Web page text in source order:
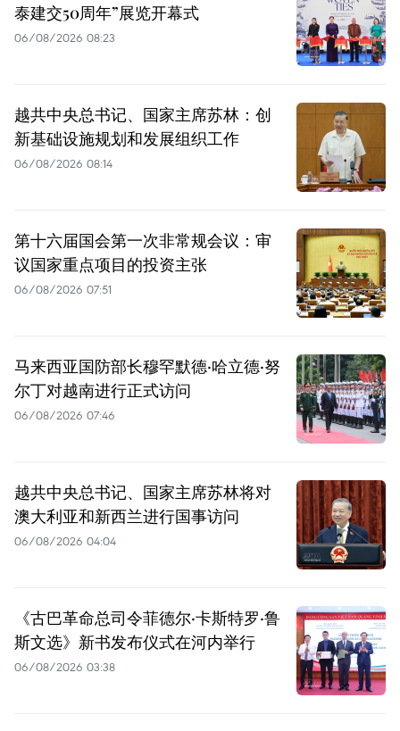
泰建交50周年”展览开幕式
06/08/2026 08:23
越共中央总书记、国家主席苏林：创
新基础设施规划和发展组织工作
06/08/2026 08:14
第十六届国会第一次非常规会议：审
议国家重点项目的投资主张
06/08/2026 07:51
马来西亚国防部长穆罕默德·哈立德·努
尔丁对越南进行正式访问
06/08/2026 07:46
越共中央总书记、国家主席苏林将对
澳大利亚和新西兰进行国事访问
06/08/2026 04:04
《古巴革命总司令菲德尔·卡斯特罗·鲁
斯文选》新书发布仪式在河内举行
06/08/2026 03:38